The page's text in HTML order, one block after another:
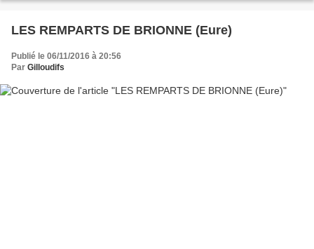
LES REMPARTS DE BRIONNE (Eure)
Publié le 06/11/2016 à 20:56
Par Gilloudifs